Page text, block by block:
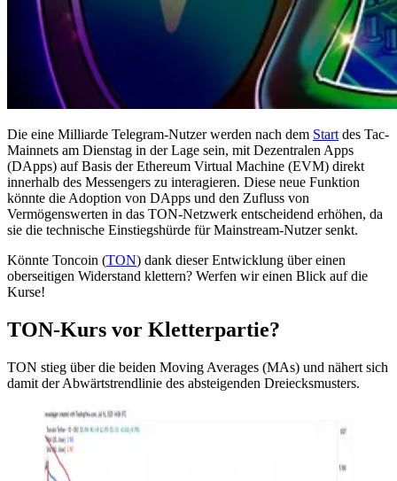
Die eine Milliarde Telegram-Nutzer werden nach dem Start des Tac-
Mainnets am Dienstag in der Lage sein, mit Dezentralen Apps
(DApps) auf Basis der Ethereum Virtual Machine (EVM) direkt
innerhalb des Messengers zu interagieren. Diese neue Funktion
könnte die Adoption von DApps und den Zufluss von
Vermögenswerten in das TON-Netzwerk entscheidend erhöhen, da
sie die technische Einstiegshürde für Mainstream-Nutzer senkt.
Könnte Toncoin (TON) dank dieser Entwicklung über einen
oberseitigen Widerstand klettern? Werfen wir einen Blick auf die
Kurse!
TON-Kurs vor Kletterpartie?
TON stieg über die beiden Moving Averages (MAs) und nähert sich
damit der Abwärtstrendlinie des absteigenden Dreiecksmusters.